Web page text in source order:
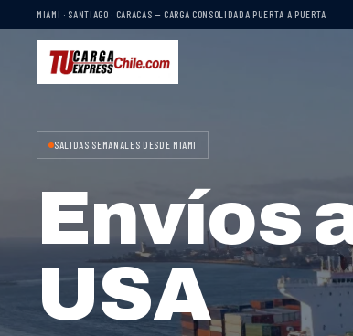
MIAMI · SANTIAGO · CARACAS — CARGA CONSOLIDADA PUERTA A PUERTA
SALIDAS SEMANALES DESDE MIAMI
Envíos
USA